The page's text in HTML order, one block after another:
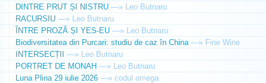
DINTRE PRUT ȘI NISTRU —» Leo Butnaru
RACURSIU —» Leo Butnaru
ÎNTRE PROZĂ ȘI YES-EU —» Leo Butnaru
Biodiversitatea din Purcari: studiu de caz în China —» Fine Wine
INTERSECȚII —» Leo Butnaru
PORTRET DE MONAH —» Leo Butnaru
Luna Plina 29 iulie 2026 —» codul omega